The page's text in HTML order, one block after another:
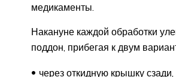
медикаменты.
Накануне каждой обработки
поддон, прибегая к двум
через откидную крышку сзади,